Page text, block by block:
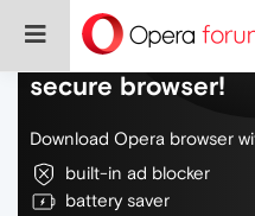
Do more on the
secure browser!
Download Opera browser
built-in ad blocker
battery saver